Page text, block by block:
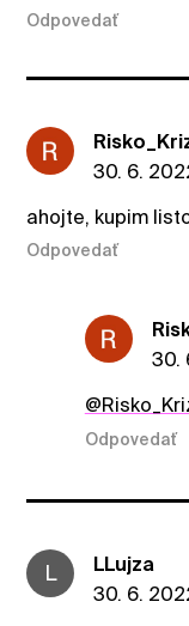
Odpovedať
30. 6.
ahojte, kupim
Odpovedať
30.
Odpovedať
L
LLujza
30. 6.